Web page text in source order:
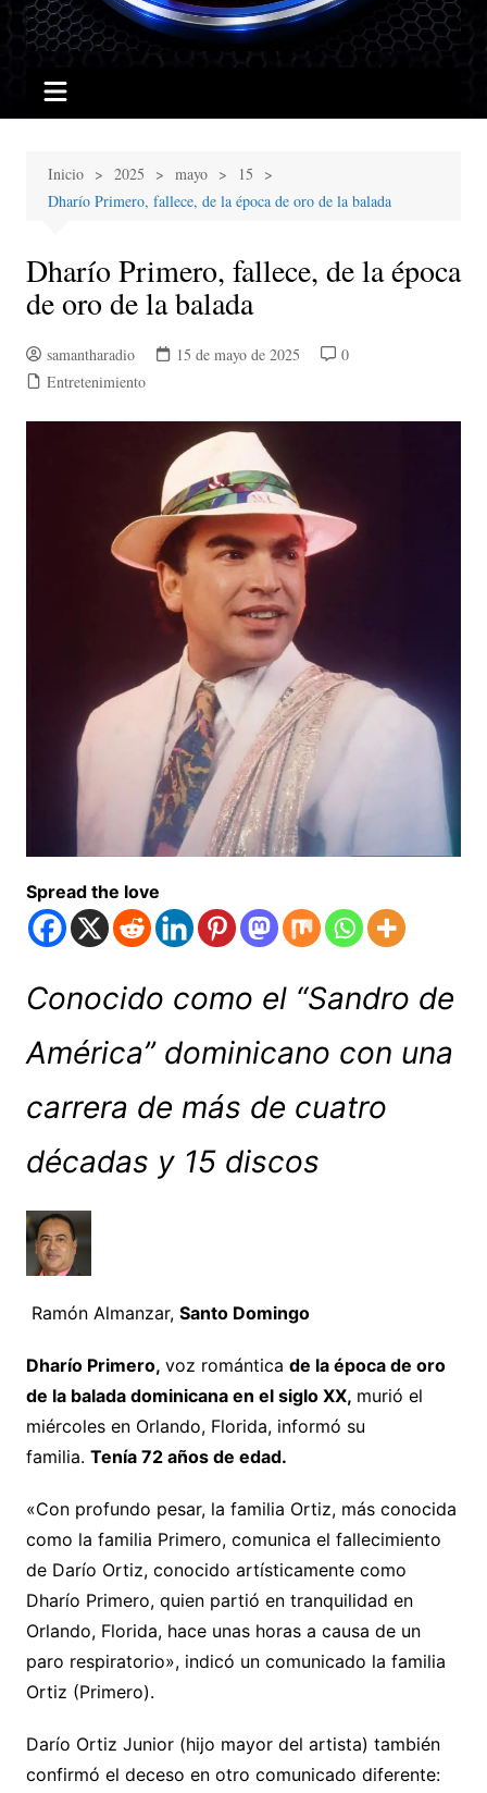
Inicio 2025 mayo
15
Dharío Primero, fallece, de la época de oro de la balada
Dharío Primero, fallece, de la época
de oro de la balada
samantharadio 15 de mayo de 2025
0
Entretenimiento
Spread the love
Conocido como el “Sandro de
América” dominicano con una
carrera de más de cuatro
décadas y 15 discos
Ramón Almanzar, Santo Domingo
Dharío Primero, voz romántica de la época de oro
de la balada dominicana en el siglo XX, murió el
miércoles en Orlando, Florida, informó su
familia. Tenía 72 años de edad.
«Con profundo pesar, la familia Ortiz, más conocida
como la familia Primero, comunica el fallecimiento
de Darío Ortiz, conocido artísticamente como
Dharío Primero, quien partió en tranquilidad en
Orlando, Florida, hace unas horas a causa de un
paro respiratorio», indicó un comunicado la familia
Ortiz (Primero).
Darío Ortiz Junior (hijo mayor del artista) también
confirmó el deceso en otro comunicado diferente: